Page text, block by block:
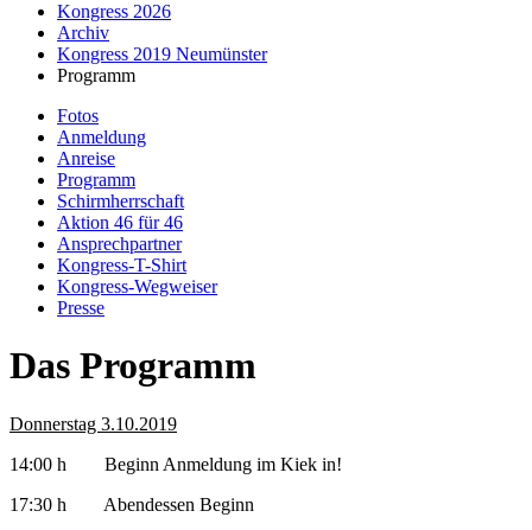
Kongress 2026
Archiv
Kongress 2019 Neumünster
Programm
Fotos
Anmeldung
Anreise
Programm
Schirmherrschaft
Aktion 46 für 46
Ansprechpartner
Kongress-T-Shirt
Kongress-Wegweiser
Presse
Das Programm
Donnerstag 3.10.2019
14:00 h Beginn Anmeldung im Kiek in!
17:30 h Abendessen Beginn